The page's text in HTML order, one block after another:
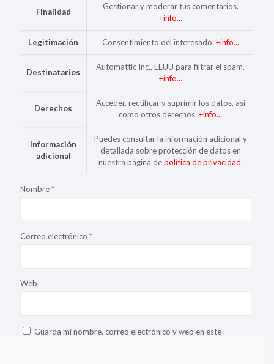
Finalidad
Gestionar y moderar tus comentarios.
+info...
Legitimación Consentimiento del interesado. +info...
Destinatarios
Automattic Inc., EEUU para filtrar el spam.
+info...
Derechos
Acceder, rectificar y suprimir los datos, así
como otros derechos. +info...
Información
adicional
Puedes consultar la información adicional y
detallada sobre protección de datos en
nuestra página depolítica de privacidad.
Nombre*
Correo electrónico *
Web
Guarda mi nombre, correo electrónico y web en este